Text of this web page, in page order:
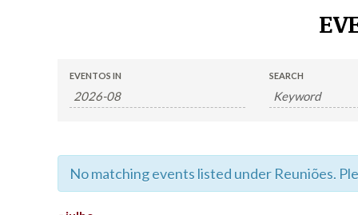
EVENTS
SEARCH
AND
VIEWS
EVENTS
SEARCH
EVENTOS IN SEARCH
No matching events listed under Reuniões.